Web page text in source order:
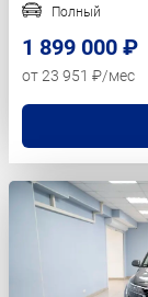
Полный
1 899 000 ₽
от 23 951 ₽/мес